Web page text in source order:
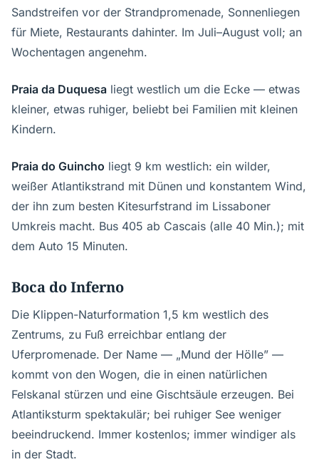
Sandstreifen vor der Strandpromenade, Sonnenliegen
für Miete, Restaurants dahinter. Im Juli–August voll; an
Wochentagen angenehm.
Praia da Duquesa liegt westlich um die Ecke — etwas
kleiner, etwas ruhiger, beliebt bei Familien mit kleinen
Kindern.
Praia do Guincho liegt 9 km westlich: ein wilder,
weißer Atlantikstrand mit Dünen und konstantem Wind,
der ihn zum besten Kitesurfstrand im Lissaboner
Umkreis macht. Bus 405 ab Cascais (alle 40 Min.); mit
dem Auto 15 Minuten.
Boca do Inferno
Die Klippen-Naturformation 1,5 km westlich des
Zentrums, zu Fuß erreichbar entlang der
Uferpromenade. Der Name — „Mund der Hölle” —
kommt von den Wogen, die in einen natürlichen
Felskanal stürzen und eine Gischtsäule erzeugen. Bei
Atlantiksturm spektakulär; bei ruhiger See weniger
beeindruckend. Immer kostenlos; immer windiger als
in der Stadt.